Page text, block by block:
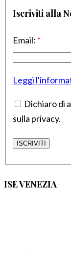
Iscriviti alla
Email: *
Leggi
Dichiaro di
sulla privacy.
ISE VENEZIA